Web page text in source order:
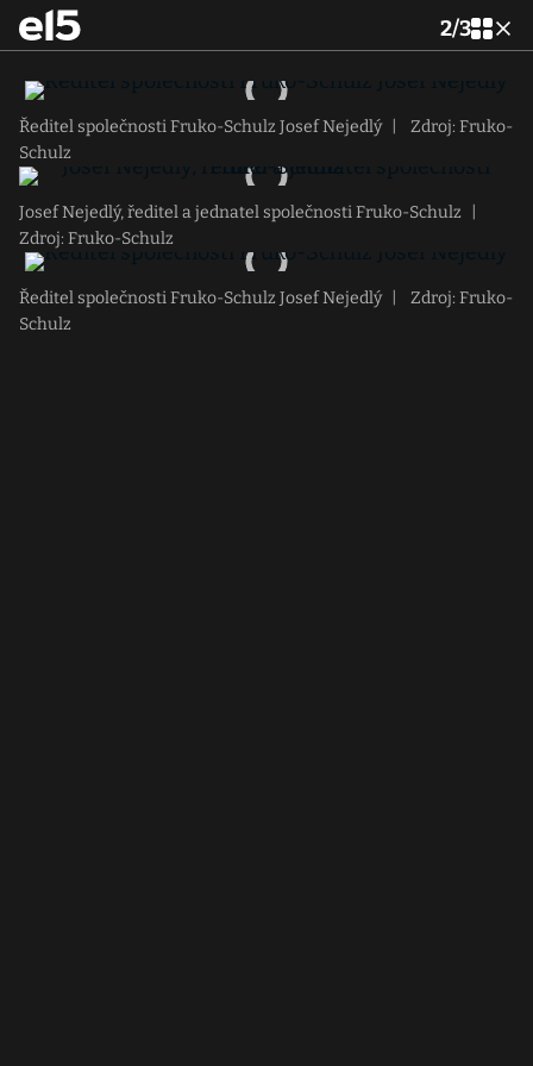
2/3
Ředitel společnosti Fruko-Schulz Josef Nejedlý
Zdroj: Fruko-
Schulz
Josef Nejedlý, ředitel a jednatel společnosti Fruko-Schulz
Zdroj: Fruko-Schulz
Ředitel společnosti Fruko-Schulz Josef Nejedlý
Zdroj: Fruko-
Schulz